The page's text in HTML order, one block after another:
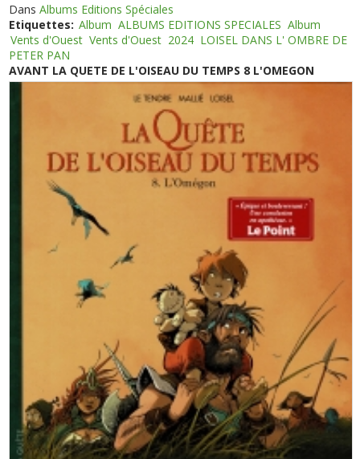
DansAlbums Editions Spéciales
Etiquettes: Album ALBUMS EDITIONS SPECIALES Album
Vents d'Ouest Vents d'Ouest 2024 LOISEL DANS L' OMBRE DE
PETER PAN
AVANT LA QUETE DE L'OISEAU DU TEMPS 8 L'OMEGON